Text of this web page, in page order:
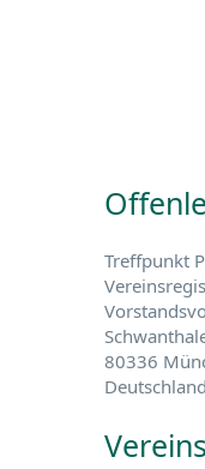
Treffpunkt
80336
Deutschland